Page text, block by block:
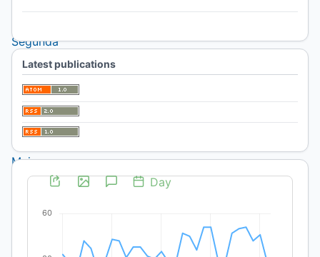
Segunda
Época.
Revista
de
Estudios
de la
Mujer
Cisgender
Latest publications